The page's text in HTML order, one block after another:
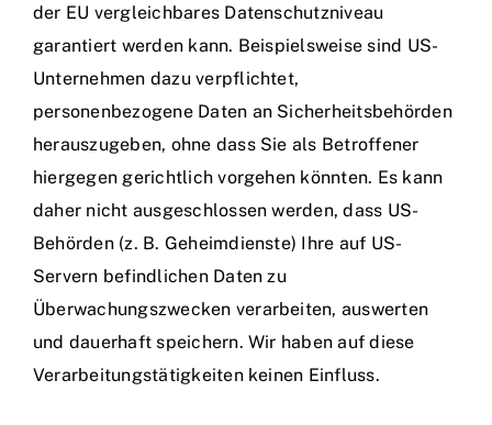
der EU vergleichbares Datenschutzniveau
garantiert werden kann. Beispielsweise sind US-
Unternehmen dazu verpflichtet,
personenbezogene Daten an Sicherheitsbehörden
herauszugeben, ohne dass Sie als Betroffener
hiergegen gerichtlich vorgehen könnten. Es kann
daher nicht ausgeschlossen werden, dass US-
Behörden (z. B. Geheimdienste) Ihre auf US-
Servern befindlichen Daten zu
Überwachungszwecken verarbeiten, auswerten
und dauerhaft speichern. Wir haben auf diese
Verarbeitungstätigkeiten keinen Einfluss.